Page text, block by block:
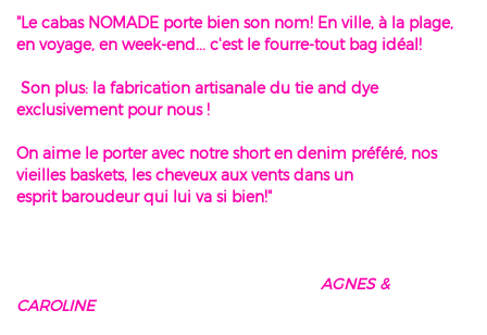
"Le cabas NOMADE porte bien son nom! En ville, à la plage,
en voyage, en week-end... c'est le fourre-tout bag idéal!
Son plus: la fabrication artisanale du tie and dye
exclusivement pour nous !
On aime le porter avec notre short en denim préféré, nos
vieilles baskets, les cheveux aux vents dans un
esprit baroudeur qui lui va si bien!"
AGNES &
CAROLINE